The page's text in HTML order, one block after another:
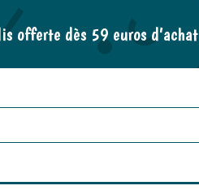
offerte dès 59 euros d’achat